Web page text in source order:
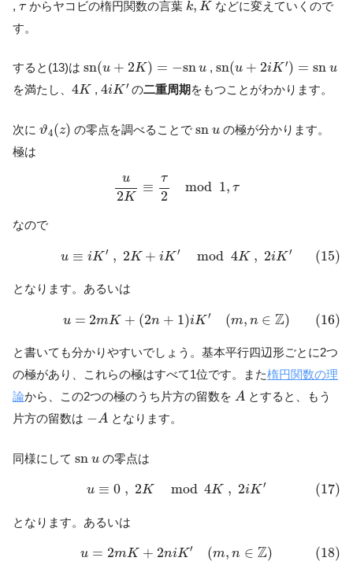
, τ
τ からヤコビの楕円関数の言葉 k, K などに変えていくので
す。
すると(13)は sn(u + 2K) = −sn u
sn (u + K )=− ,sn(u + 2iK ′) = sn u
n( + iK ′)=s
を満たし、 4K
4 K , 4iK ′
4 iK′ の二重周期 をもつことがわかります。
次に ϑ4(z)
ϑ ( z) の零点を調べることで sn u
sn uの極が分かります。
極は
u
2K
≡
τ
2
mod 1, τ
≡τ
なので
u ≡ iK ′ , 2K + iK ′ mod 4K , 2iK ′ (15)
(15) ≡ iK ,2 K+iK 4 K 2i
となります。あるいは
u = 2mK + (2n + 1)iK ′ (m, n ∈ Z) (16)
(16) u= 2 mK 2 n + 1)iK m Z)
と書いても分かりやすいでしょう。基本平行四辺形ごとに2つ
の極があり、これらの極はすべて1位です。また楕円関数の理
論から、この2つの極のうち片方の留数を A
A とすると、もう
片方の留数は −A
A となります。
同様にして sn u
sn uの零点は
u ≡ 0 , 2K mod 4K , 2iK ′ (17)
(17) u≡0 mod 4 K, K ′
となります。あるいは
u = 2mK + 2niK′ (m, n ∈ Z) (18)
(18) =2 m K 2ni (m Z